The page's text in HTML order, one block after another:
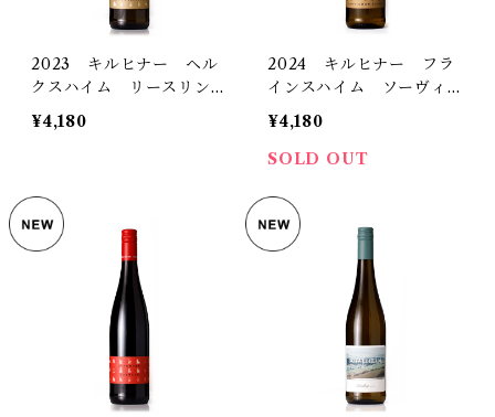
2023 キルヒナー ヘル
クスハイム リースリン
グ トロッケン
¥4,180
2024 キルヒナー フラ
インスハイム ソーヴィニ
ヨン・ブラン トロッケン
¥4,180
SOLD OUT